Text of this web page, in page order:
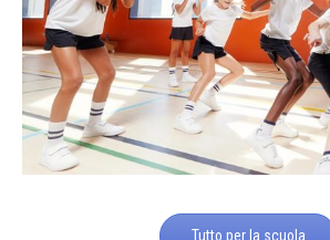
Tutto per la scuola